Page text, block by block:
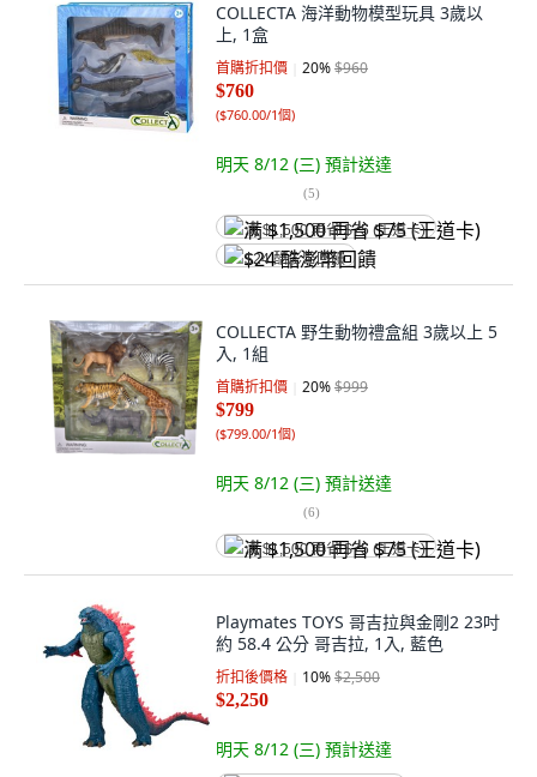
COLLECTA 海洋動物模型玩具 3歲以
上, 1盒
首購折扣價 20%$960
$760
($760.00/1個)
明天 8/12 (三) 預計送達
(5)
满 $1,500 再省 $75 (王道卡)
$24 酷澎幣回饋
COLLECTA 野生動物禮盒組 3歲以上 5
入, 1組
首購折扣價 20%$999
$799
($799.00/1個)
明天 8/12 (三) 預計送達
(6)
满 $1,500 再省 $75 (王道卡)
Playmates TOYS 哥吉拉與金剛2 23吋
約 58.4 公分 哥吉拉, 1入, 藍色
折扣後價格 10%$2,500
$2,250
明天 8/12 (三) 預計送達